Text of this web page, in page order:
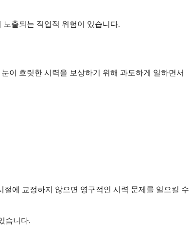
출되는 직업적 위험이 있습니다.
이 흐릿한 시력을 보상하기 위해 과도하게 일하면서
에 교정하지 않으면 영구적인 시력 문제를 일으킬 수
습니다.